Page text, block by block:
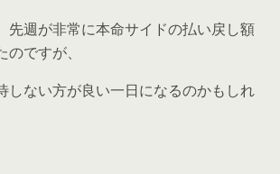
先週が非常に本命サイドの払い戻し額
ですが、
しない方が良い一日になるのかもしれ